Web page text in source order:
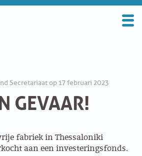
Secretariaat op 17 februari 2023
GEVAAR!
fabriek in Thessaloniki
aan een investeringsfonds.